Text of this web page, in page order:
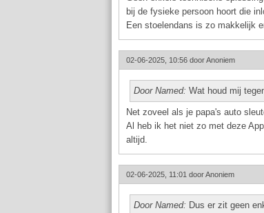
bij de fysieke persoon hoort die
Een stoelendans is zo makkelijk
02-06-2025, 10:56 doorAnoniem
Door Named: Wat houd mij
Net zoveel als je papa's auto
Al heb ik het niet zo met deze
altijd.
02-06-2025, 11:01 doorAnoniem
Door Named: Dus er zit geen